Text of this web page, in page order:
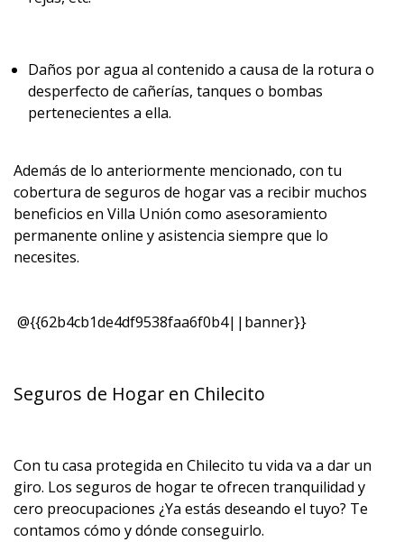
Daños por agua al contenido a causa de la rotura o
desperfecto de cañerías, tanques o bombas
pertenecientes a ella.
Además de lo anteriormente mencionado, con tu
cobertura de seguros de hogar vas a recibir muchos
beneficios en Villa Unión como asesoramiento
permanente online y asistencia siempre que lo
necesites.
@{{62b4cb1de4df9538faa6f0b4||banner}}
Seguros de Hogar en Chilecito
Con tu casa protegida en Chilecito tu vida va a dar un
giro. Los seguros de hogar te ofrecen tranquilidad y
cero preocupaciones ¿Ya estás deseando el tuyo? Te
contamos cómo y dónde conseguirlo.